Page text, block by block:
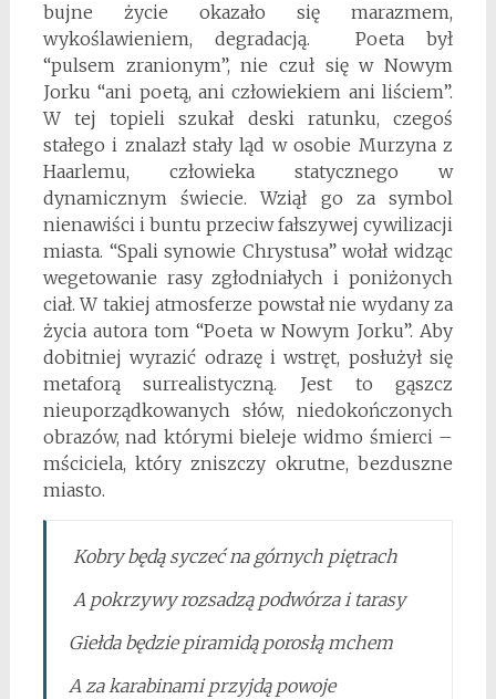
bujne życie okazało się marazmem,
wykoślawieniem, degradacją. Poeta był
“pulsem zranionym”, nie czuł się w Nowym
Jorku “ani poetą, ani człowiekiem ani liściem”.
W tej topieli szukał deski ratunku, czegoś
stałego i znalazł stały ląd w osobie Murzyna z
Haarlemu, człowieka statycznego w
dynamicznym świecie. Wziął go za symbol
nienawiści i buntu przeciw fałszywej cywilizacji
miasta. “Spali synowie Chrystusa” wołał widząc
wegetowanie rasy zgłodniałych i poniżonych
ciał. W takiej atmosferze powstał nie wydany za
życia autora tom “Poeta w Nowym Jorku”. Aby
dobitniej wyrazić odrazę i wstręt, posłużył się
metaforą surrealistyczną. Jest to gąszcz
nieuporządkowanych słów, niedokończonych
obrazów, nad którymi bieleje widmo śmierci –
mściciela, który zniszczy okrutne, bezduszne
miasto.
Kobry będą syczeć na górnych piętrach
A pokrzywy rozsadzą podwórza i tarasy
Giełda będzie piramidą porosłą mchem
A za karabinami przyjdą powoje